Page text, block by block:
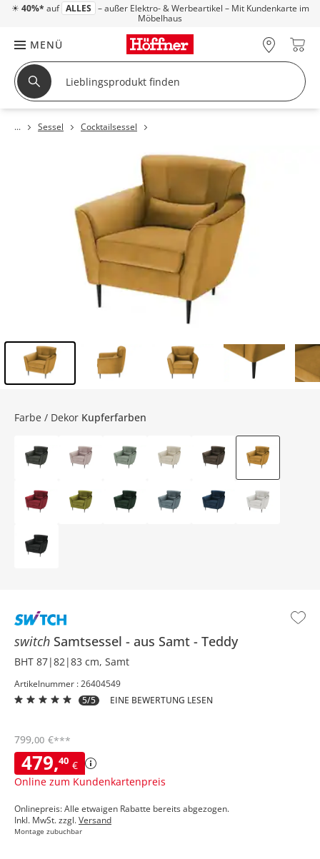
☀ 40%* auf ALLES – außer Elektro- & Werbeartikel – Mit Kundenkarte im
Möbelhaus
MENÜ
Sessel Cocktailsessel
switch Samtsessel aus Samt Teddy
BHT 87|82|83 cm, Samt
Artikelnummer : 26404549
5/5
EINE BEWERTUNG LESEN
479,40 €
Online zum Kundenkartenpreis
799,00 €***
Onlinepreis: Alle etwaigen Rabatte bereits abgezogen.
Inkl. MwSt. zzgl.Versand
Montage zubuchbar
Farbe / Dekor Kupferfarben